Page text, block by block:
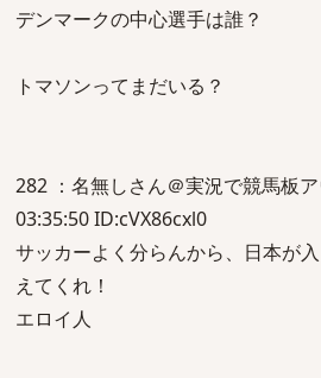
デンマークの中心選手は誰？
トマソンってまだいる？
282 ：名無しさん＠実況で競馬板
03:35:50 ID:cVX86cxl0
サッカーよく分らんから、日本が
えてくれ！
エロイ人